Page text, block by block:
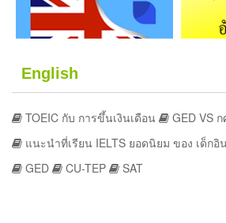
English
TOEIC กับ การขึ้นเงินเดือน
GED VS
แนะนำที่เรียน IELTS ยอดนิยม ของ เด็กอิ
GED
CU-TEP SAT